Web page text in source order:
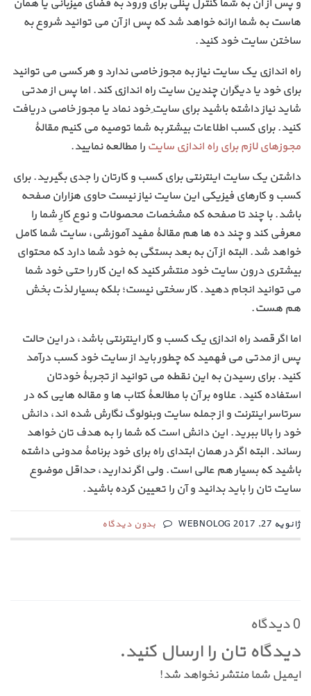
هاست به شما ارائه خواهد شد که پس از آن می توانید شروع به
ساختن سایت خود کنید.
راه اندازی یک سایت نیاز به مجوز خاصی ندارد و هر کسی می توانید
برای خود یا دیگران چندین سایت راه اندازی کند. اما پس از مدتی
شاید نیاز داشته باشید برای سایتِ خود نماد یا مجوز خاصی دریافت
کنید. برای کسب اطلاعات بیشتر به شما توصیه می کنیم مقالۀ
مجوزهای لازم برای راه اندازی سایت را مطالعه نمایید.
داشتن یک سایت اینترنتی برای کسب و کارتان را جدی بگیرید. برای
کسب و کارهای فیزیکی این سایت نیاز نیست حاوی هزاران صفحه
باشد. با چند تا صفحه که مشخصات محصولات و نوع کارِ شما را
معرفی کند و چند ده ها هم مقالۀ مفید آموزشی، سایت شما کامل
خواهد شد. البته از آن به بعد بستگی به خود شما دارد که محتوای
بیشتری درون سایت خود منتشر کنید که این کار را حتی خود شما
می توانید انجام دهید. کار سختی نیست؛ بلکه بسیار لذت بخش
هم هست.
اما اگر قصد راه اندازی یک کسب و کار اینترنتی باشد، در این حالت
پس از مدتی می فهمید که چطور باید از سایت خود کسب درآمد
کنید. برای رسیدن به این نقطه می توانید از تجربۀ خودتان
استفاده کنید. علاوه بر آن با مطالعۀ کتاب ها و مقاله هایی که در
سرتاسر اینترنت و از جمله سایت وبنولوگ نگارش شده اند، دانش
خود را بالا ببرید. این دانش است که شما را به هدف تان خواهد
رساند. البته اگر در همان ابتدای راه برای خود برنامۀ مدونی داشته
باشید که بسیار هم عالی است. ولی اگر ندارید، حداقل موضوع
سایت تان را باید بدانید و آن را تعیین کرده باشید.
ژانویه 27, 2017 WEBNOLOG بدون دیدگاه
0 دیدگاه
دیدگاه تان را ارسال کنید.
ایمیل شما منتشر نخواهد شد!